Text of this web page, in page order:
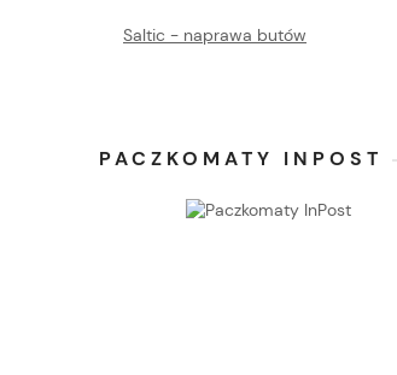
Saltic - naprawa butów
PACZKOMATY INPOST